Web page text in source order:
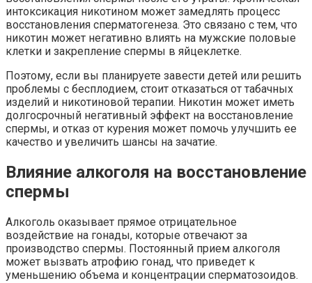
интоксикация никотином может замедлять процесс
восстановления сперматогенеза. Это связано с тем, что
никотин может негативно влиять на мужские половые
клетки и закрепление спермы в яйцеклетке.
Поэтому, если вы планируете завести детей или решить
проблемы с бесплодием, стоит отказаться от табачных
изделий и никотиновой терапии. Никотин может иметь
долгосрочный негативный эффект на восстановление
спермы, и отказ от курения может помочь улучшить ее
качество и увеличить шансы на зачатие.
Влияние алкоголя на восстановление
спермы
Алкоголь оказывает прямое отрицательное
воздействие на гонады, которые отвечают за
производство спермы. Постоянный прием алкоголя
может вызвать атрофию гонад, что приведет к
уменьшению объема и концентрации сперматозоидов.